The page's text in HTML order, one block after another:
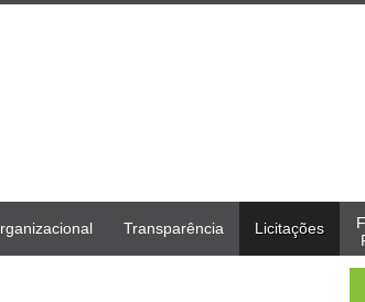
Transparência Licitações